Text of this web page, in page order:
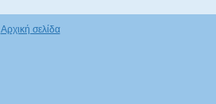
Αρχική σελίδα